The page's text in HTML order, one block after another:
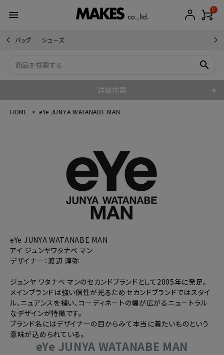
menu 0
バッグ シューズ
search
詳細検索
HOME eYe JUNYA WATANABE MAN
eYe JUNYA WATANABE MAN
アイ ジュンヤワタナベ マン
デザイナー：渡辺 淳弥
ジュンヤ ワタナベ マンのセカンドブランドとして2005年に発足。
メインブランドは強い個性が光るためセカンドブランドではスタイ
ル、ニュアンスを補い、コーディネートの幅が広がるニュートラル
なデザインが特徴です。
ブランド名にはデザイナーの目からみて本当に着たいものという
意味が込められている。
eYe JUNYA WATANABE MAN